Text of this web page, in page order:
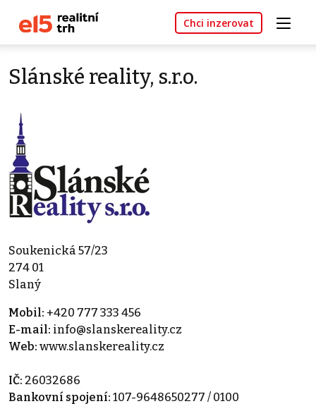
Chci inzerovat
Slánské reality, s.r.o.
Soukenická 57/23
274 01
Slaný
Mobil: +420 777 333 456
E-mail: info@slanskereality.cz
Web: www.slanskereality.cz
IČ: 26032686
Bankovní spojení: 107-9648650277 / 0100